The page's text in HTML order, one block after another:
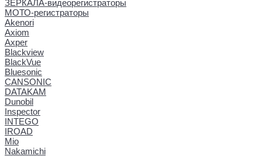
ЗЕРКАЛА-видеорегистраторы
МОТО-регистраторы
Akenori
Axiom
Axper
Blackview
BlackVue
Bluesonic
CANSONIC
DATAKAM
Dunobil
Inspector
INTEGO
IROAD
Mio
Nakamichi